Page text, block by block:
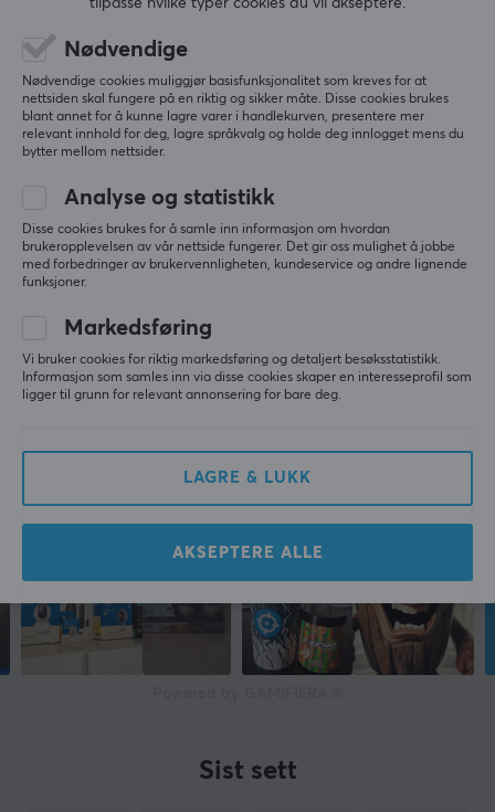
0.0
Basert på 0 vurderinger
4
2
0%
Mer fra vårt fellesskap
Sist sett
Nødvendige
Nødvendige cookies muliggjør basisfunksjonalitet som kreves for at
nettsiden skal fungere på en riktig og sikker måte. Disse cookies brukes
blant annet for å kunne lagre varer i handlekurven, presentere mer
relevant innhold for deg, lagre språkvalg og holde deg innlogget mens du
bytter mellom nettsider.
Analyse og statistikk
Disse cookies brukes for å samle inn informasjon om hvordan
brukeropplevelsen av vår nettside fungerer. Det gir oss mulighet å jobbe
med forbedringer av brukervennligheten, kundeservice og andre lignende
funksjoner.
Markedsføring
Vi bruker cookies for riktig markedsføring og detaljert besøksstatistikk.
Informasjon som samles inn via disse cookies skaper en interesseprofil som
ligger til grunn for relevant annonsering for bare deg.
LAGRE & LUKK
AKSEPTERE ALLE